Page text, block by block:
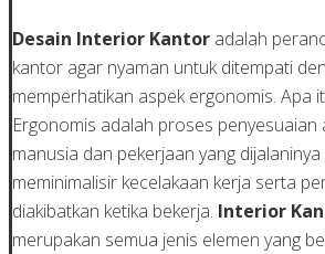
Desain Interior Kantor adalah
kantor agar nyaman untuk ditempati
memperhatikan aspek ergonomis. Apa
Ergonomis adalah proses penyesuaian
manusia dan pekerjaan yang
meminimalisir kecelakaan kerja serta
diakibatkan ketika bekerja. Interior
merupakan semua jenis elemen yang